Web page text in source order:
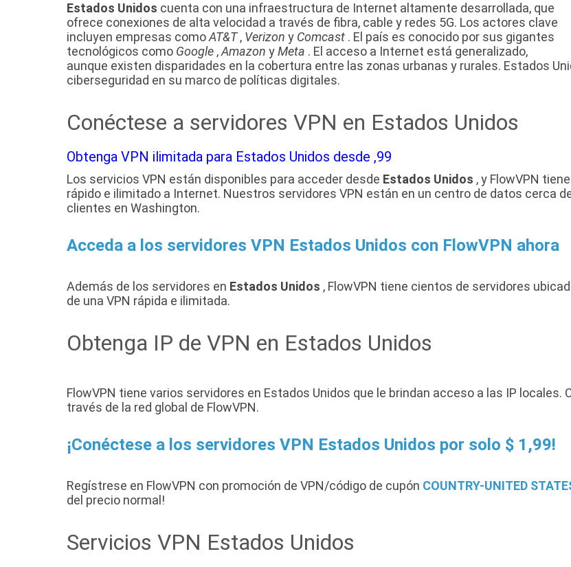
Estados Unidos cuenta con una infraestructura de Internet altamente desarrollada, que
ofrece conexiones de alta velocidad a través de fibra, cable y redes 5G. Los actores clave
incluyen empresas comoAT&T, Verizon y Comcast . El país es conocido por sus gigantes
tecnológicos como Google ,Amazon yMeta . El acceso a Internet está generalizado,
aunque existen disparidades en la cobertura entre las zonas urbanas y rurales. Estados
ciberseguridad en su marco de políticas digitales.
Conéctese a servidores VPN en Estados Unidos
Obtenga VPN ilimitada para Estados Unidos desde ,99
Los servicios VPN están disponibles para acceder desde Estados Unidos , y FlowVPN
rápido e ilimitado a Internet. Nuestros servidores VPN están en un centro de datos cerca
clientes en Washington.
Acceda a los servidores VPN Estados Unidos con FlowVPN ahora
Además de los servidores en Estados Unidos , FlowVPN tiene cientos de servidores
de una VPN rápida e ilimitada.
Obtenga IP de VPN en Estados Unidos
FlowVPN tiene varios servidores en Estados Unidos que le brindan acceso a las IP
través de la red global de FlowVPN.
¡Conéctese a los servidores VPN Estados Unidos por solo $ 1,99!
Regístrese en FlowVPN con promoción de VPN/código de cupón COUNTRY-UNITED
del precio normal!
Servicios VPN Estados Unidos